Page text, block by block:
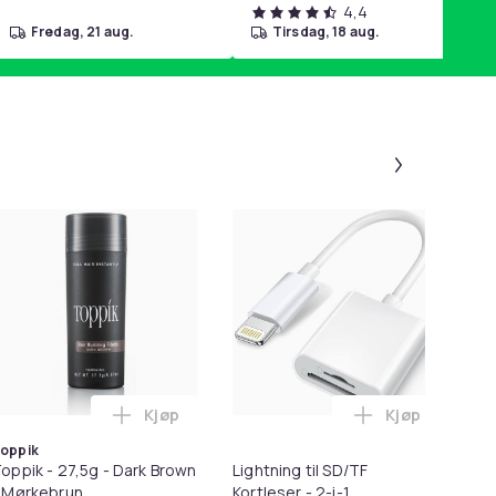
fredag, 21 aug.
4,4
tirsdag, 18 aug.
i handlekurven
Dry Shampoo Nonaerosol Balances Scalp & Controls
- 27,5g - Dark Brown
Legg Toppik - 27,5g - Dark Brown -
Kjøp
Lightning til SD/TF
Legg
Kjøp